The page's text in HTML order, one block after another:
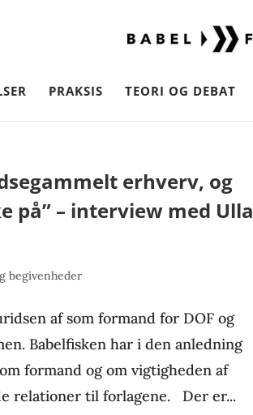
PRAKSIS TEORI OG DEBAT
erhverv, og
– interview med Ulla
begivenheder
af som formand for DOF og
Babelfisken har i den anledning
formand og om vigtigheden af
relationer til forlagene. Der er...